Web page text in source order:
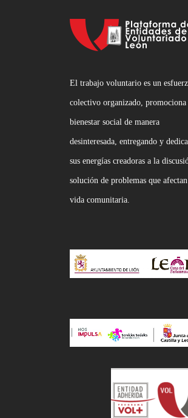
El trabajo voluntario es un
colectivo organizado, promociona
bienestar social de manera
desinteresada, entregando y
sus energías creadoras a la
solución de problemas que
vida comunitaria.